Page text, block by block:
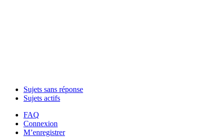
Sujets sans réponse
Sujets actifs
FAQ
Connexion
M’enregistrer